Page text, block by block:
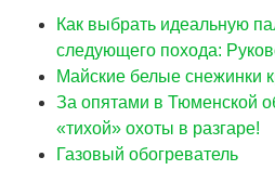
Как выбрать идеальную
следующего похода:
Майские белые снежинки
За опятами в Тюменской
«тихой» охоты в разгаре!
Газовый обогреватель